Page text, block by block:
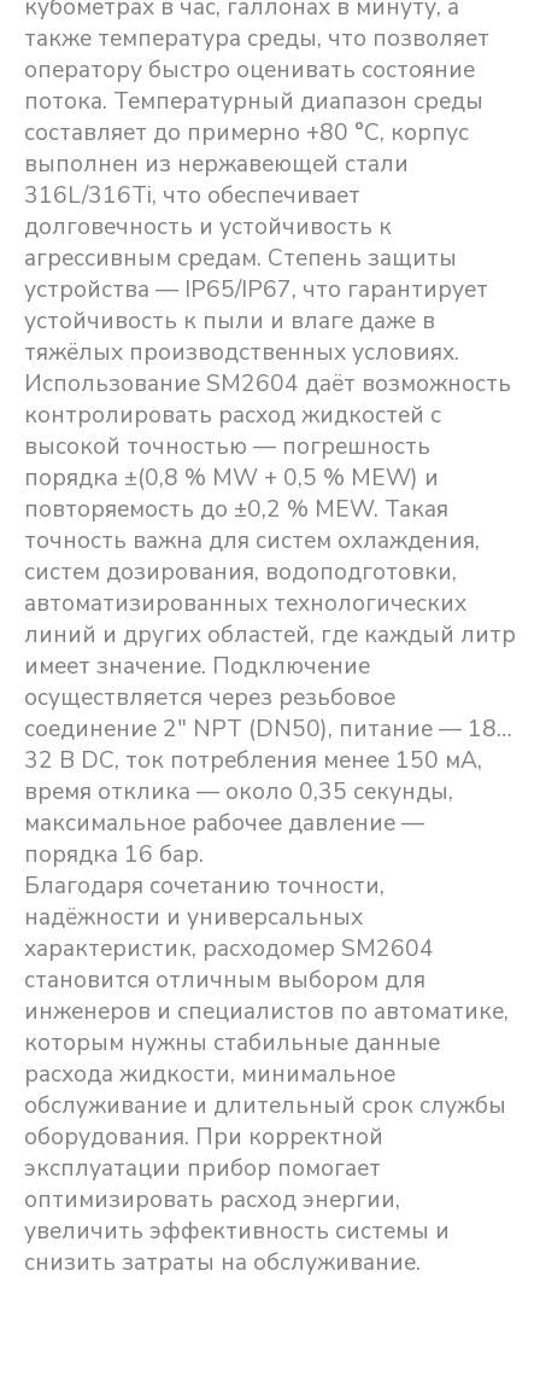
кубометрах в час, галлонах в минуту, а
также температура среды, что позволяет
оператору быстро оценивать состояние
потока. Температурный диапазон среды
составляет до примерно +80 °C, корпус
выполнен из нержавеющей стали
316L/316Ti, что обеспечивает
долговечность и устойчивость к
агрессивным средам. Степень защиты
устройства — IP65/IP67, что гарантирует
устойчивость к пыли и влаге даже в
тяжёлых производственных условиях.
Использование SM2604 даёт возможность
контролировать расход жидкостей с
высокой точностью — погрешность
порядка ±(0,8 % MW + 0,5 % MEW) и
повторяемость до ±0,2 % MEW. Такая
точность важна для систем охлаждения,
систем дозирования, водоподготовки,
автоматизированных технологических
линий и других областей, где каждый литр
имеет значение. Подключение
осуществляется через резьбовое
соединение 2″ NPT (DN50), питание — 18…
32 В DC, ток потребления менее 150 мА,
время отклика — около 0,35 секунды,
максимальное рабочее давление —
порядка 16 бар.
Благодаря сочетанию точности,
надёжности и универсальных
характеристик, расходомер SM2604
становится отличным выбором для
инженеров и специалистов по автоматике,
которым нужны стабильные данные
расхода жидкости, минимальное
обслуживание и длительный срок службы
оборудования. При корректной
эксплуатации прибор помогает
оптимизировать расход энергии,
увеличить эффективность системы и
снизить затраты на обслуживание.